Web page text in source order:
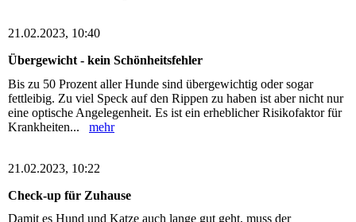
21.02.2023, 10:40
Übergewicht - kein Schönheitsfehler
Bis zu 50 Prozent aller Hunde sind übergewichtig oder sogar
fettleibig. Zu viel Speck auf den Rippen zu haben ist aber nicht nur
eine optische Angelegenheit. Es ist ein erheblicher Risikofaktor für
Krankheiten... mehr
21.02.2023, 10:22
Check-up für Zuhause
Damit es Hund und Katze auch lange gut geht, muss der